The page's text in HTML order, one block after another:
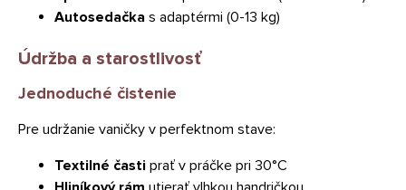
Autosedačka s adaptérmi (0-13 kg)
Údržba a starostlivosť
Jednoduché čistenie
Pre udržanie vaničky v perfektnom stave:
Textilné časti prať v práčke pri 30°C